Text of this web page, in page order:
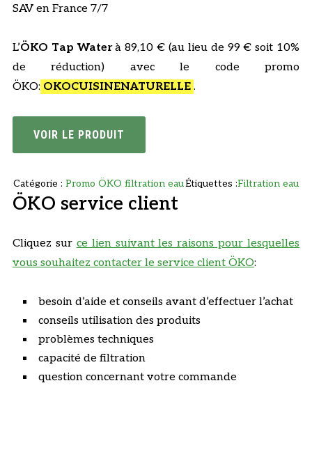
t
:
9
,
0
€
.
8
9
,
1
€
.
SAV en France 7/7
L’ÖKO Tap Waterà 89,10 € (au lieu de 99 € soit 10%
de réduction) avec le code promo
ÖKO: OKOCUISINENATURELLE .
VOIR LE PRODUIT
Catégorie : Promo ÖKO filtration eauÉtiquettes :Filtration eau
ÖKO service client
Cliquez sur ce lien suivant les raisons pour lesquelles
vous souhaitez contacter le service client ÖKO:
besoin d’aide et conseils avant d’effectuer l’achat
conseils utilisation des produits
problèmes techniques
capacité de filtration
question concernant votre commande